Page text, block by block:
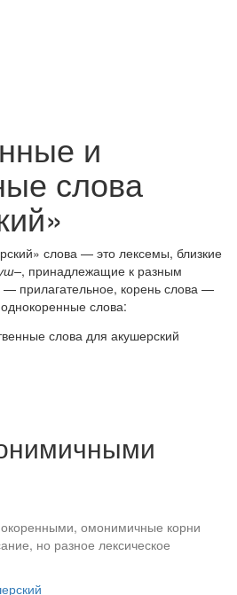
и
слова
слова — это лексемы, близкие
, принадлежащие к разным
— прилагательное, корень слова —
слова:
омонимичные корни
но разное лексическое